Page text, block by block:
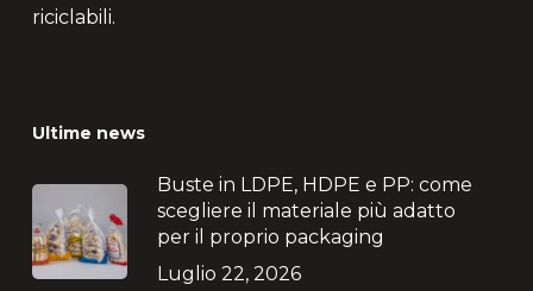
riciclabili.
Ultime news
Buste in LDPE, HDPE e PP: come
scegliere il materiale più adatto
per il proprio packaging
Luglio 22, 2026